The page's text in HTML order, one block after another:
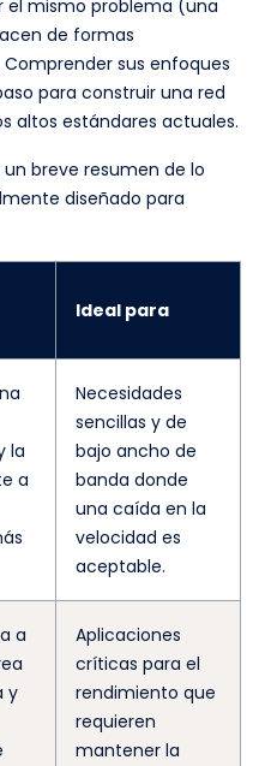
el mismo problema (una
de formas
sus enfoques
para construir una red
altos estándares actuales.
breve resumen de lo
diseñado para
Ideal para
la
a
Necesidades
sencillas y de
bajo ancho de
banda donde
una caída en la
velocidad es
aceptable.
a
y
Aplicaciones
críticas para el
rendimiento que
requieren
mantener la